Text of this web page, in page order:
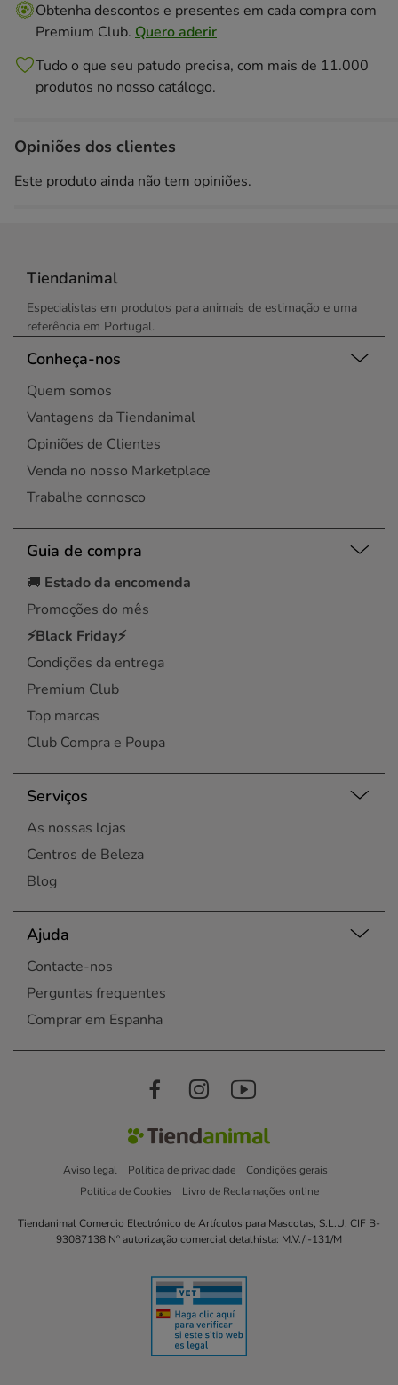
Obtenha descontos e presentes em cada compra com
Premium Club. Quero aderir
Tudo o que seu patudo precisa, com mais de 11.000
produtos no nosso catálogo.
Opiniões dos clientes
Este produto ainda não tem opiniões.
Tiendanimal
Especialistas em produtos para animais de estimação e uma
referência em Portugal.
Conheça-nos
Quem somos
Vantagens da Tiendanimal
Opiniões de Clientes
Venda no nosso Marketplace
Trabalhe connosco
Guia de compra
🚚 Estado da encomenda
Promoções do mês
⚡Black Friday⚡
Condições da entrega
Premium Club
Top marcas
Club Compra e Poupa
Serviços
As nossas lojas
Centros de Beleza
Blog
Ajuda
Contacte-nos
Perguntas frequentes
Comprar em Espanha
Aviso legal Política de privacidade
Condições gerais
Política de Cookies
Livro de Reclamações online
Tiendanimal Comercio Electrónico de Artículos para Mascotas, S.L.U. CIF B-
93087138 Nº autorização comercial detalhista: M.V./I-131/M